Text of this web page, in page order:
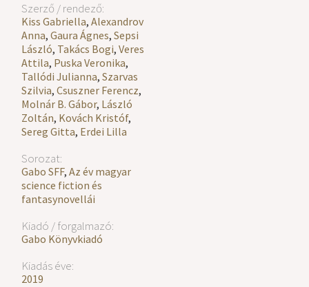
Szerző / rendező:
Kiss Gabriella,Alexandrov
Anna,Gaura Ágnes,Sepsi
László, Takács Bogi,Veres
Attila, Puska Veronika,
Tallódi Julianna,Szarvas
Szilvia,Csuszner Ferencz,
Molnár B. Gábor, László
Zoltán, Kovách Kristóf,
Sereg Gitta, Erdei Lilla
Sorozat:
Gabo SFF,Az év magyar
science fiction és
fantasynovellái
Kiadó / forgalmazó:
Gabo Könyvkiadó
Kiadás éve:
2019